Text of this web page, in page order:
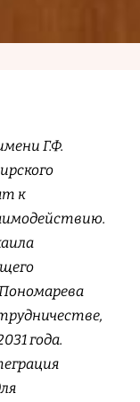
Г.Ф.
к
года.